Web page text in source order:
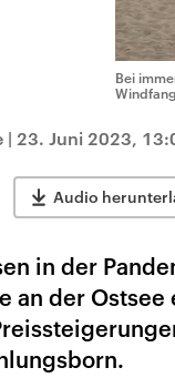
Bei
| 23. Juni 2023,
Audio
in der
an der